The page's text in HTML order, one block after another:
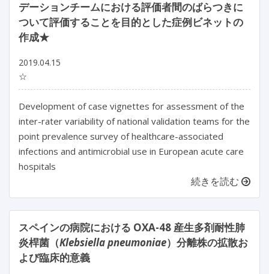
デーションチームにおける評価者間のばらつきに
ついて評価することを目的とした症例ビネットの
作成★
2019.04.15
☆
Development of case vignettes for assessment of the
inter-rater variability of national validation teams for the
point prevalence survey of healthcare-associated
infections and antimicrobial use in European acute care
hospitals
続きを読む
スペインの病院における OXA-48 産生多剤耐性肺
炎桿菌（Klebsiella pneumoniae）分離株の拡散お
よび臨床的意義